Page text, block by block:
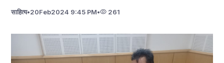
साहित्य•20Feb2024 9:45 PM• 261